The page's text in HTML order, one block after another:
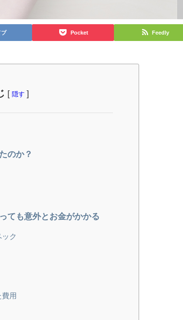
ブ Pocket Feedly
[ 隠す ]
のか？
ても意外とお金がかかる
ク
用